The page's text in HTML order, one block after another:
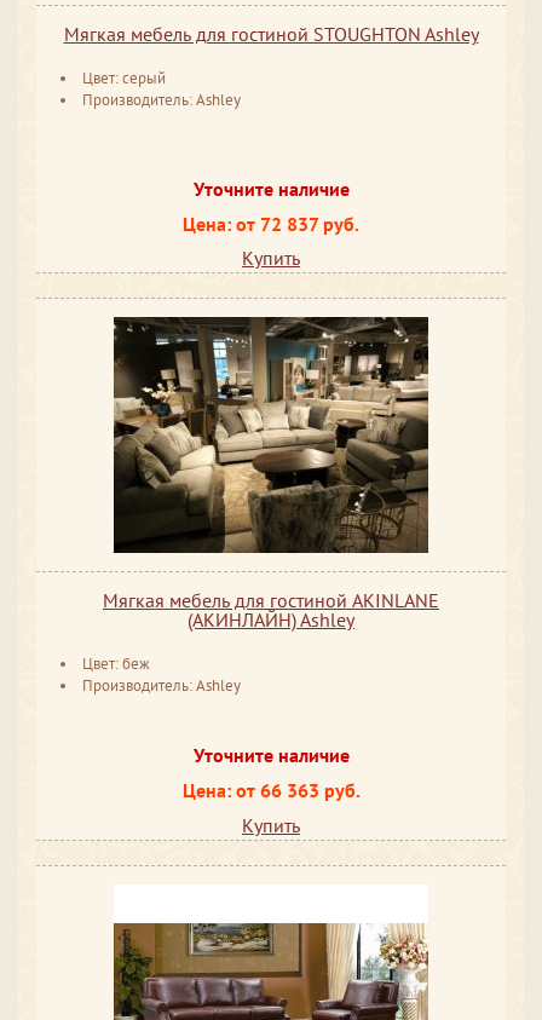
Мягкая мебель для гостиной STOUGHTON Ashley
Цвет: серый
Производитель: Ashley
Уточните наличие
Цена: от 72 837 руб.
Купить
Мягкая мебель для гостиной AKINLANE
(АКИНЛАЙН) Ashley
Цвет: беж
Производитель: Ashley
Уточните наличие
Цена: от 66 363 руб.
Купить